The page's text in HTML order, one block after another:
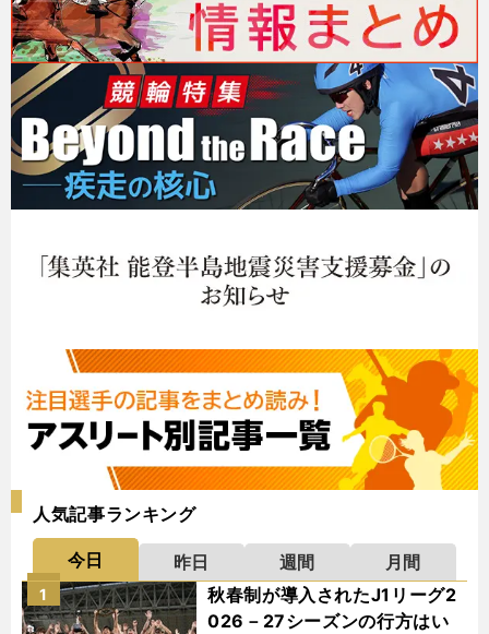
人気記事ランキング
今日 昨日 週間
月間
秋春制が導入されたJ1リーグ2
026－27シーズンの行方はい
1